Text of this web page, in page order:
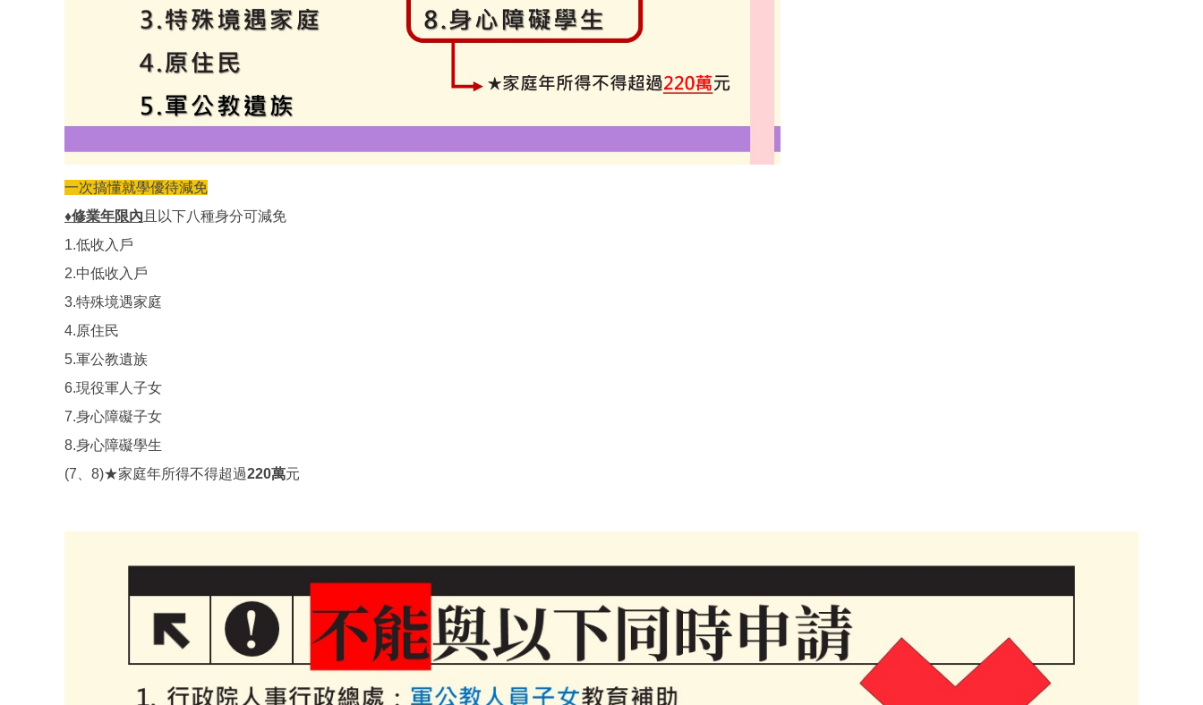
一次搞懂就學優待減免
♦修業年限內 且以下八種身分可減免
1.低收入戶
2.中低收入戶
3.特殊境遇家庭
4.原住民
5.軍公教遺族
6.現役軍人子女
7.身心障礙子女
8.身心障礙學生
(7、8)★家庭年所得不得超過220萬元